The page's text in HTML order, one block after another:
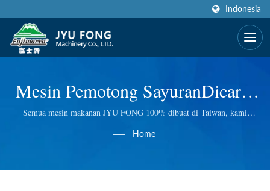
Indonesia
Mesin Pemotong SayuranDicari |
Produsen Mesin Makanan Juicer
& Blender Selama Lebih Dari 50
Semua mesin makanan JYU FONG 100% dibuat di Taiwan, kami
kami memberikan Anda kualitas terbaik.
Home